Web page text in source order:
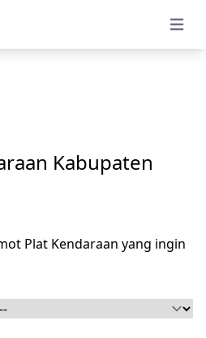
Open
Kabupaten
Plat Kendaraan yang ingin